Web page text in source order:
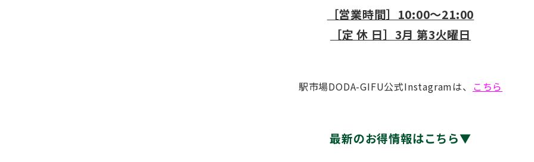
［営業時間］10:00～21:00
［定 休 日］3月 第3火曜日
駅市場DODA-GIFU公式Instagramは、 こちら
最新のお得情報はこちら▼